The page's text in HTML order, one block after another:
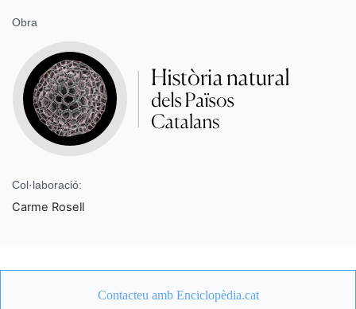
Obra
Col·laboració:
Carme Rosell
Contacteu amb Enciclopèdia.cat